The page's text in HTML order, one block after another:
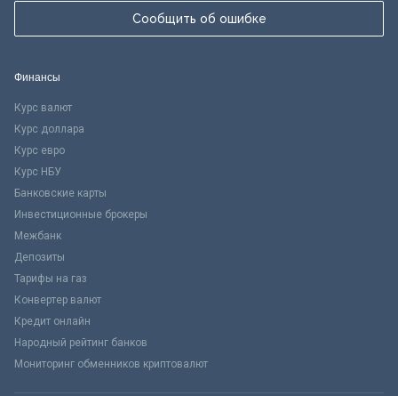
Сообщить об ошибке
Финансы
Курс валют
Курс доллара
Курс евро
Курс НБУ
Банковские карты
Инвестиционные брокеры
Межбанк
Депозиты
Тарифы на газ
Конвертер валют
Кредит онлайн
Народный рейтинг банков
Мониторинг обменников криптовалют